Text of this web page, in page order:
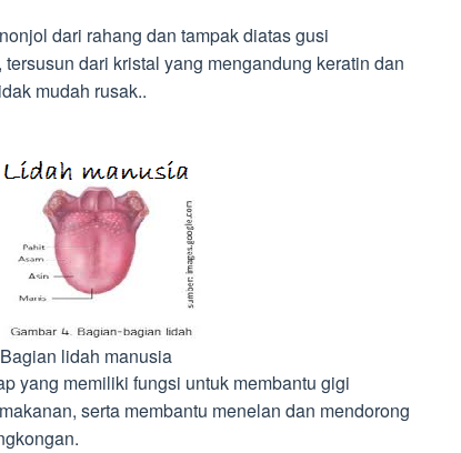
dari rahang dan tampak diatas gusi
dari kristal yang mengandung keratin dan
mudah rusak..
Bagian lidah manusia
yang memiliki fungsi untuk membantu gigi
serta membantu menelan dan mendorong